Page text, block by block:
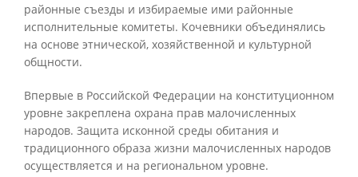
районные съезды и избираемые ими районные
исполнительные комитеты. Кочевники объединялись
на основе этнической, хозяйственной и культурной
общности.
Впервые в Российской Федерации на конституционном
уровне закреплена охрана прав малочисленных
народов. Защита исконной среды обитания и
традиционного образа жизни малочисленных народов
осуществляется и на региональном уровне.